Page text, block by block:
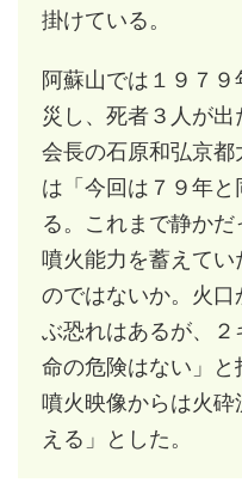
掛けている。
阿蘇山では１９７
災し、死者３人が
会長の石原和弘京都
は「今回は７９年
る。これまで静かだ
噴火能力を蓄えて
のではないか。火
ぶ恐れはあるが、
命の危険はない」
噴火映像からは火
える」とした。